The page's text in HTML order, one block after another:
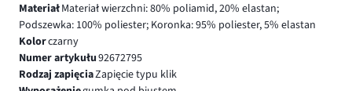
MateriałMateriał wierzchni: 80% poliamid, 20% elastan;
Podszewka: 100% poliester; Koronka: 95% poliester, 5% elastan
Kolorczarny
Numer artykułu92672795
Rodzaj zapięciaZapięcie typu klik